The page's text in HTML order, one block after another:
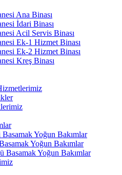
Ana Binası
İdari Binası
Acil Servis Binası
Ek-1 Hizmet Binası
Ek-2 Hizmet Binası
Kreş Binası
Yoğun Bakımlar
Yoğun Bakımlar
Basamak Yoğun Bakımlar